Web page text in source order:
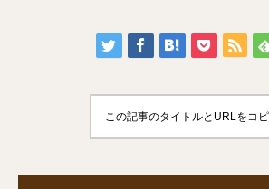
この記事のタイトルとURLをコ